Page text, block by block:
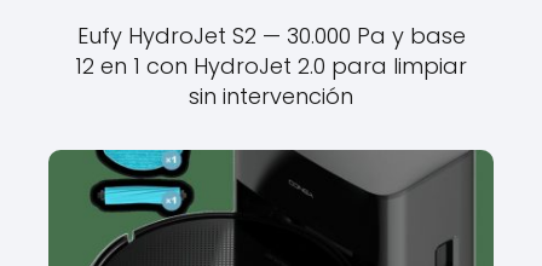
Eufy HydroJet S2 — 30.000 Pa y base
12 en 1 con HydroJet 2.0 para limpiar
sin intervención